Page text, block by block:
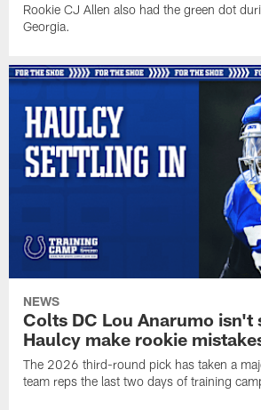
Rookie CJ Allen also had the green dot
Georgia.
NEWS
Colts DC Lou Anarumo isn't
Haulcy make rookie
The 2026 third-round pick has taken a
team reps the last two days of training